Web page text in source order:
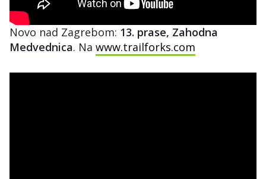
Novo nad Zagrebom: 13. prase, Zahodna
Medvednica. Na www.trailforks.com